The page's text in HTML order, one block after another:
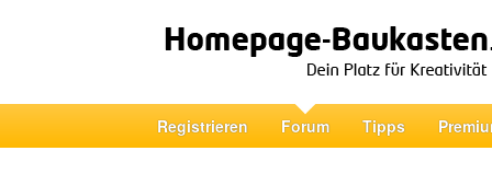
Registrieren Forum Tipps